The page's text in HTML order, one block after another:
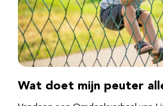
Wat doet mijn peuter